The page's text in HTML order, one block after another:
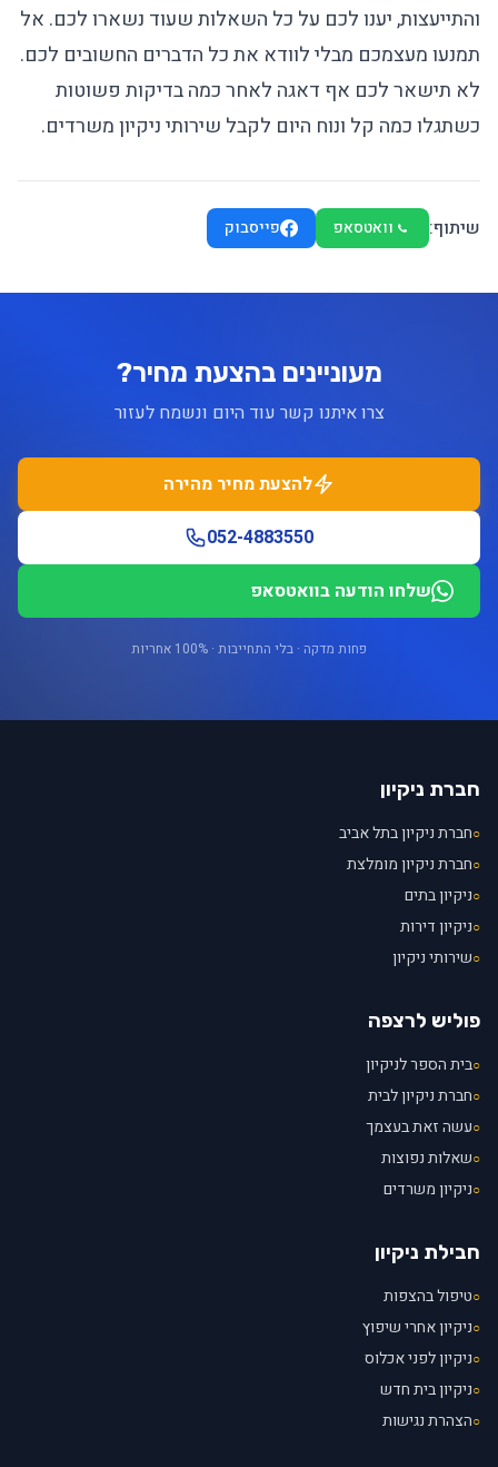
והתייעצות, יענו לכם על כל השאלות שעוד נשארו לכם. אל
תמנעו מעצמכם מבלי לוודא את כל הדברים החשובים לכם.
לא תישאר לכם אף דאגה לאחר כמה בדיקות פשוטות
כשתגלו כמה קל ונוח היום לקבל שירותי ניקיון משרדים.
שיתוף: וואטסאפ פייסבוק
מעוניינים בהצעת מחיר?
צרו איתנו קשר עוד היום ונשמח לעזור
להצעת מחיר מהירה
052-4883550
שלחו הודעה בוואטסאפ
פחות מדקה · בלי התחייבות · 100% אחריות
חברת ניקיון
○חברת ניקיון בתל אביב
○חברת ניקיון מומלצת
○ניקיון בתים
○ניקיון דירות
○שירותי ניקיון
פוליש לרצפה
○בית הספר לניקיון
○חברת ניקיון לבית
○עשה זאת בעצמך
○שאלות נפוצות
○ניקיון משרדים
חבילת ניקיון
○טיפול בהצפות
○ניקיון אחרי שיפוץ
○ניקיון לפני אכלוס
○ניקיון בית חדש
○הצהרת נגישות